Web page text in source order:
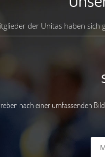
der Unitas haben sich
umfassenden Bildung, die
MEHR